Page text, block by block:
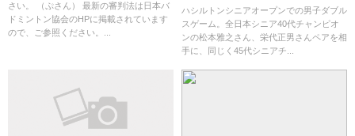
さい。 （ぷさん） 最新の審判法は日本バ
ドミントン協会のHPに掲載されています
ので、ご参照ください。...
ピオンの松本雅之さん、栄代正
男さんでイメトレ！
ハシルトンシニアオープンでの男子ダブル
スゲーム。全日本シニア40代チャンピオ
ンの松本雅之さん、栄代正男さんペアを相
手に、同じく45代シニアチ...